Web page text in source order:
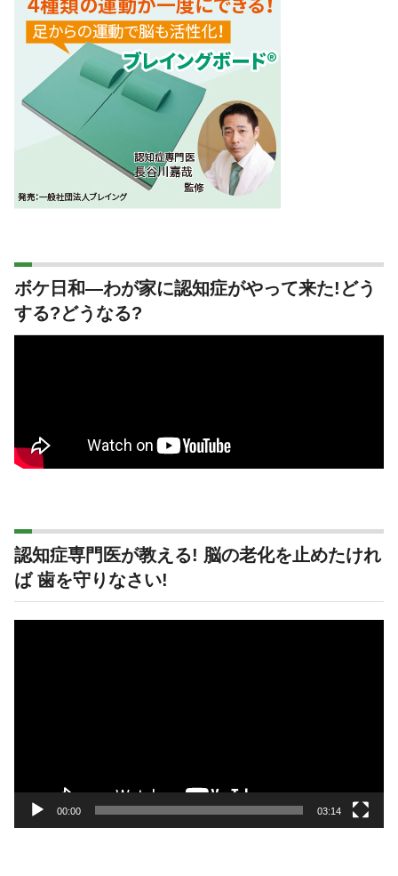
ボケ日和―わが家に認知症がやって来た!どう
する?どうなる?
認知症専門医が教える! 脳の老化を止めたけれ
ば 歯を守りなさい!
00:00 03:14